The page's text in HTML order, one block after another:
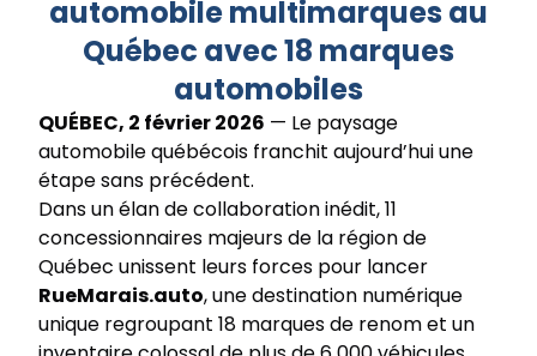
automobile multimarques au
Québec avec 18 marques
automobiles
QUÉBEC, 2 février 2026 — Le paysage
automobile québécois franchit aujourd’hui une
étape sans précédent.
Dans un élan de collaboration inédit, 11
concessionnaires majeurs de la région de
Québec unissent leurs forces pour lancer
RueMarais.auto, une destination numérique
unique regroupant 18 marques de renom et un